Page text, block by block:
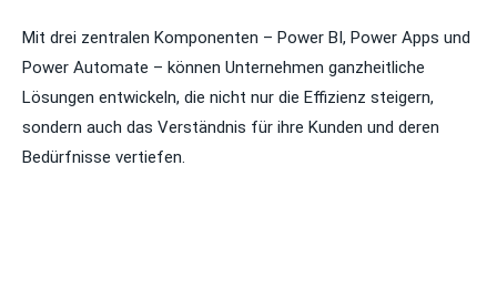
Mit drei zentralen Komponenten – Power BI, Power Apps und
Power Automate – können Unternehmen ganzheitliche
Lösungen entwickeln, die nicht nur die Effizienz steigern,
sondern auch das Verständnis für ihre Kunden und deren
Bedürfnisse vertiefen.